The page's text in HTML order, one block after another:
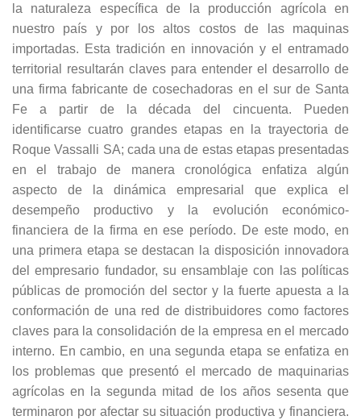
la naturaleza específica de la producción agrícola en
nuestro país y por los altos costos de las maquinas
importadas. Esta tradición en innovación y el entramado
territorial resultarán claves para entender el desarrollo de
una firma fabricante de cosechadoras en el sur de Santa
Fe a partir de la década del cincuenta. Pueden
identificarse cuatro grandes etapas en la trayectoria de
Roque Vassalli SA; cada una de estas etapas presentadas
en el trabajo de manera cronológica enfatiza algún
aspecto de la dinámica empresarial que explica el
desempeño productivo y la evolución económico-
financiera de la firma en ese período. De este modo, en
una primera etapa se destacan la disposición innovadora
del empresario fundador, su ensamblaje con las políticas
públicas de promoción del sector y la fuerte apuesta a la
conformación de una red de distribuidores como factores
claves para la consolidación de la empresa en el mercado
interno. En cambio, en una segunda etapa se enfatiza en
los problemas que presentó el mercado de maquinarias
agrícolas en la segunda mitad de los años sesenta que
terminaron por afectar su situación productiva y financiera.